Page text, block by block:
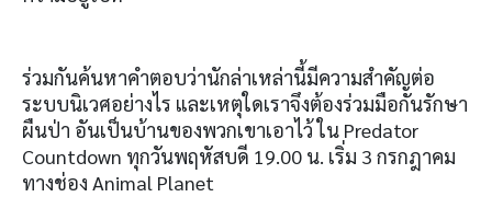
ร่วมกันค้นหาคำตอบว่านักล่าเหล่านี้มีความสำคัญต่อ
ระบบนิเวศอย่างไร และเหตุใดเราจึงต้องร่วมมือกันรักษา
ผืนป่า อันเป็นบ้านของพวกเขาเอาไว้ ใน Predator
Countdown ทุกวันพฤหัสบดี 19.00 น. เริ่ม 3 กรกฎาคม
ทางช่อง Animal Planet